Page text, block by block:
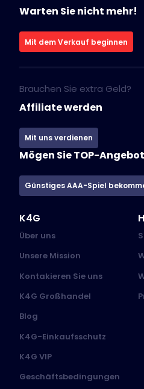
Warten Sie nicht mehr!
Mit dem Verkauf beginnen
Brauchen Sie extra Geld?
Affiliate werden
Mit uns verdienen
Mögen Sie TOP-
Günstiges AAA-Spiel
K4G
Über uns
Unsere Mission
Kontakieren Sie uns
K4G Großhandel
Blog
K4G-Einkaufsschutz
K4G VIP
Geschäftsbedingungen